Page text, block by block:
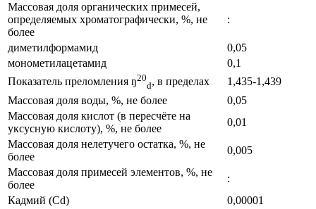
Массовая доля органических примесей,
определяемых хроматографически, %, не
более
:
диметилформамид
0,05
монометилацетамид
0,1
Показатель преломления ŋ20
d, в пределах
1,435-1,439
Массовая доля воды, %, не более
0,05
Массовая доля кислот (в пересчёте на
уксусную кислоту), %, не более
0,01
Массовая доля нелетучего остатка, %, не
более
0,005
Массовая доля примесей элементов, %, не
более
:
Кадмий (Cd)
0,00001